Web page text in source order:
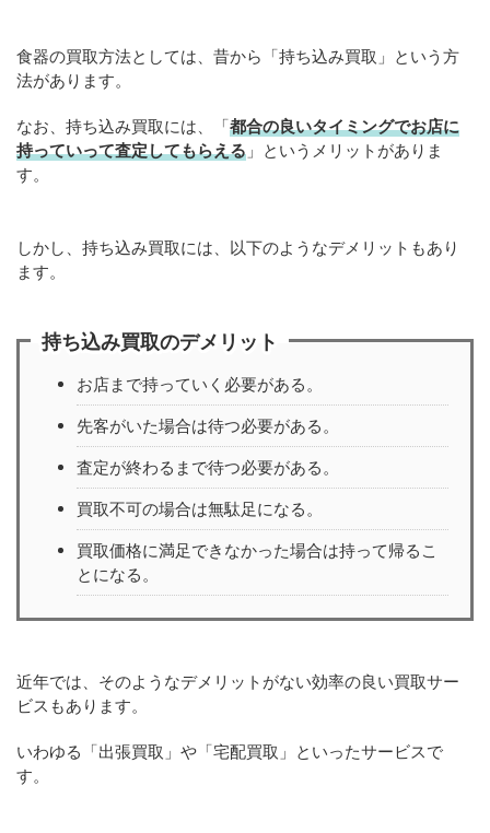
食器の買取方法としては、昔から「持ち込み買取」という方
法があります。
なお、持ち込み買取には、「都合の良いタイミングでお店に
持っていって査定してもらえる 」というメリットがありま
す。
しかし、持ち込み買取には、以下のようなデメリットもあり
ます。
持ち込み買取のデメリット
お店まで持っていく必要がある。
先客がいた場合は待つ必要がある。
査定が終わるまで待つ必要がある。
買取不可の場合は無駄足になる。
買取価格に満足できなかった場合は持って帰るこ
とになる。
近年では、そのようなデメリットがない効率の良い買取サー
ビスもあります。
いわゆる「出張買取」や「宅配買取」といったサービスで
す。